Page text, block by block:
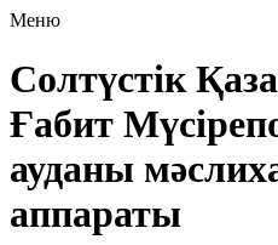
Меню
Солтүстік
Ғабит
ауданы
аппараты